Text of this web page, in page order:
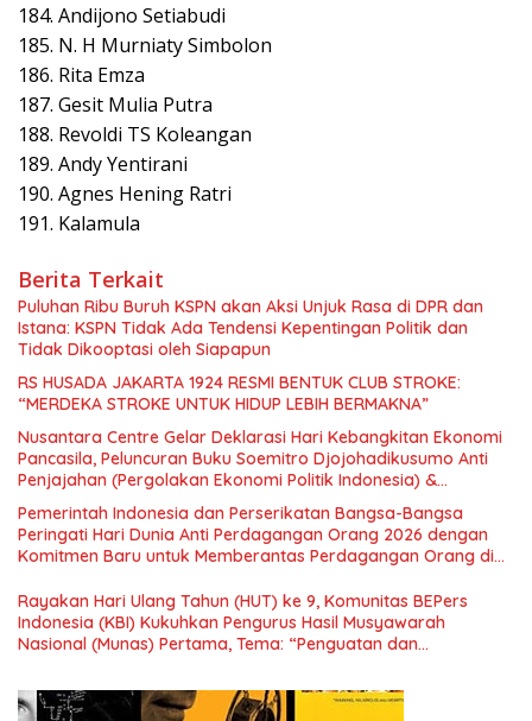
184. Andijono Setiabudi
185. N. H Murniaty Simbolon
186. Rita Emza
187. Gesit Mulia Putra
188. Revoldi TS Koleangan
189. Andy Yentirani
190. Agnes Hening Ratri
191. Kalamula
Berita Terkait
Puluhan Ribu Buruh KSPN akan Aksi Unjuk Rasa di DPR dan
Istana: KSPN Tidak Ada Tendensi Kepentingan Politik dan
Tidak Dikooptasi oleh Siapapun
RS HUSADA JAKARTA 1924 RESMI BENTUK CLUB STROKE:
“MERDEKA STROKE UNTUK HIDUP LEBIH BERMAKNA”
Nusantara Centre Gelar Deklarasi Hari Kebangkitan Ekonomi
Pancasila, Peluncuran Buku Soemitro Djojohadikusumo Anti
Penjajahan (Pergolakan Ekonomi Politik Indonesia) &
Simposium Nasional “Urgensi Undang-Undang Perekonomian
Nasional dan Kesejahteraan Sosial dalam Menata Bangsa
Menuju Indonesia Emas 2045”,
Pemerintah Indonesia dan Perserikatan Bangsa-Bangsa
Peringati Hari Dunia Anti Perdagangan Orang 2026 dengan
Komitmen Baru untuk Memberantas Perdagangan Orang di
Rayakan Hari Ulang Tahun (HUT) ke 9, Komunitas BEPers
Indonesia (KBI) Kukuhkan Pengurus Hasil Musyawarah
Nasional (Munas) Pertama, Tema: “Penguatan dan
Indonesia dan Mancanegara”.